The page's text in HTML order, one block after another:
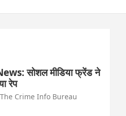
सोशल मीडिया फ्रेंड ने
रेप
The Crime Info Bureau